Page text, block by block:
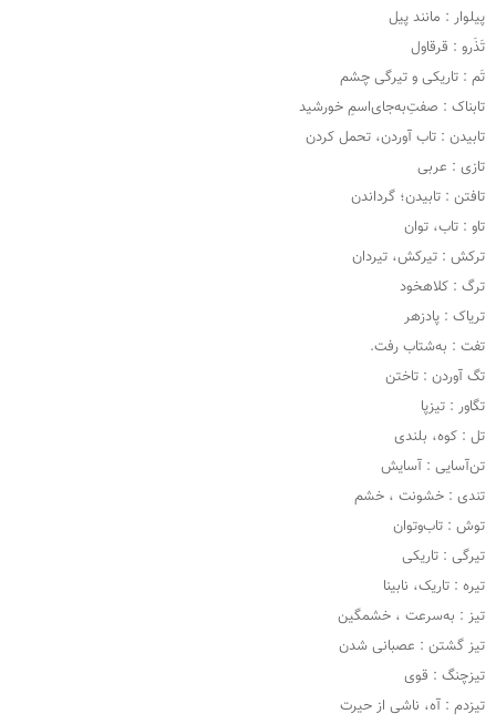
پیلوار : مانند پیل
تَذَرو : قرقاول
تَم : تاریکی و تیرگی چشم
تابناک : صفت‌ِبه‌جای‌اسمِ خورشید
تابیدن : تاب آوردن، تحمل کردن
تازی : عربی
تافتن : تابیدن؛ گرداندن
تاو : تاب، توان
ترکش : تیرکش، تیردان
ترگ : کلاهخود
تریاک : پادزهر
تفت : به‌شتاب رفت.
تگ آوردن : تاختن
تگاور : تیزپا
تل : کوه، بلندی
تن‌آسایی : آسایش
تندی : خشونت ، خشم
توش : تاب‌وتوان
تیرگی : تاریکی
تیره : تاریک، نابینا
تیز : به‌سرعت ، خشمگین
تیز گشتن : عصبانی شدن
تیزچنگ : قوی
تیزدم : آه، ناشی از حیرت